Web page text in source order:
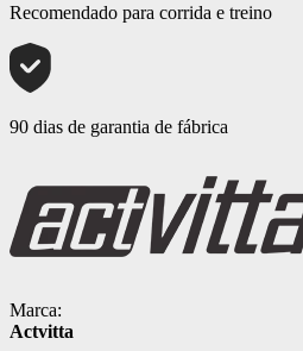
Recomendado para corrida e treino
90 dias de garantia de fábrica
Marca:
Actvitta